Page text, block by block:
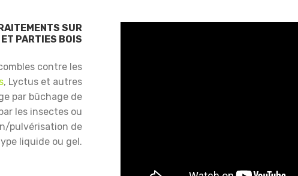
SUR
PARTIES BOIS
contre les
, Lyctus et autres
par bûchage de
les insectes ou
pulvérisation de
liquide ou gel.